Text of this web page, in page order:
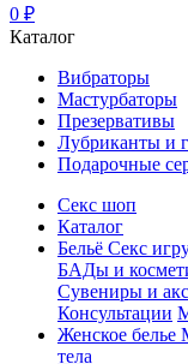
0 ₽
Каталог
Вибраторы
Мастурбаторы
Презервативы
Лубриканты и
Подарочные
Секс шоп
Каталог
Бельё Секс
БАДы и
Сувениры и
Консультации
Женское белье
тела